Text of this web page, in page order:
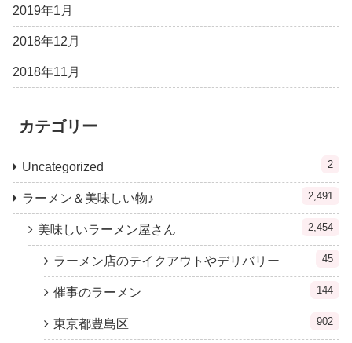
2019年1月
2018年12月
2018年11月
カテゴリー
Uncategorized 2
ラーメン＆美味しい物♪ 2,491
美味しいラーメン屋さん 2,454
ラーメン店のテイクアウトやデリバリー 45
催事のラーメン 144
東京都豊島区 902